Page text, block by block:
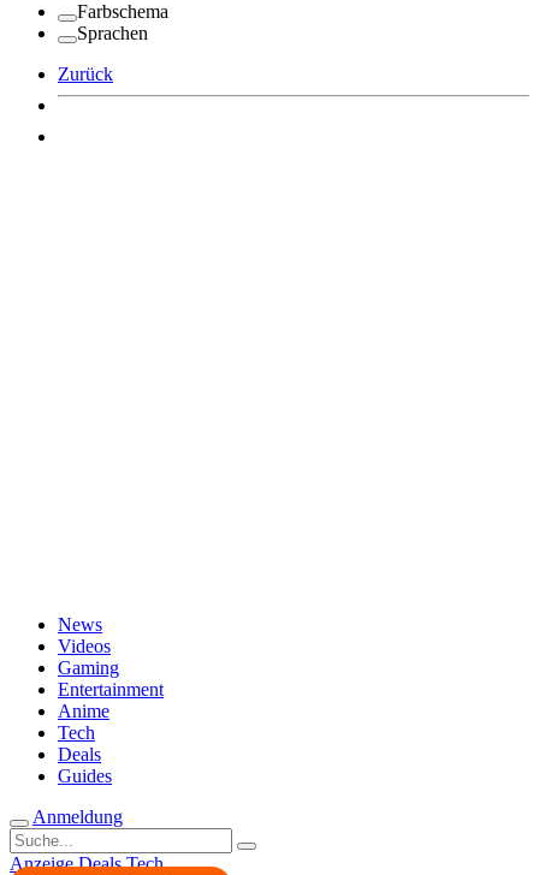
Farbschema
Sprachen
Zurück
News
Videos
Gaming
Entertainment
Anime
Tech
Deals
Guides
Anmeldung
Suche
nach:
Anzeige Deals Tech